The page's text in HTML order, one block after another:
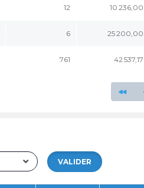
12 10 236,00
6 25 200,00
761 42 537,17
VALIDER